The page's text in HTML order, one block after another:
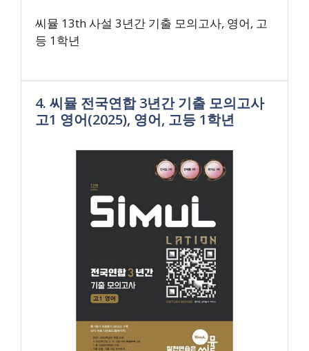
씨뮬 13th 사설 3년간 기출 모의고사, 영어, 고
등 1학년
4. 씨뮬 전국연합 3년간 기출 모의고사
고1 영어(2025), 영어, 고등 1학년